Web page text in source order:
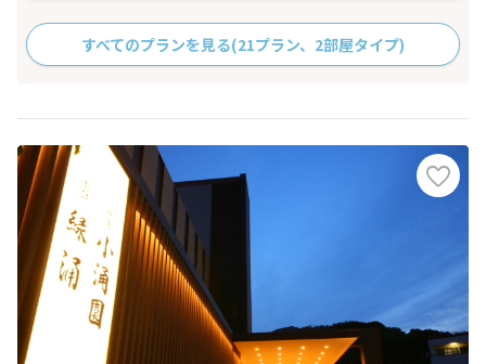
すべてのプランを見る(21プラン、2部屋タイプ)